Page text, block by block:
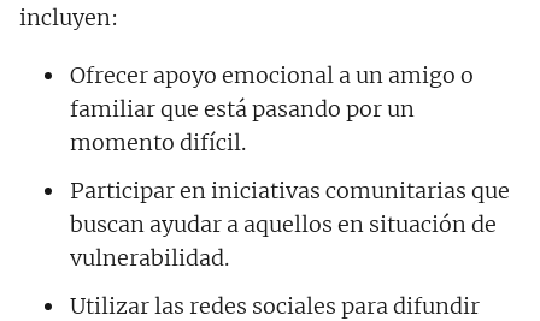
incluyen:
Ofrecer apoyo emocional a un amigo o
familiar que está pasando por un
momento difícil.
Participar en iniciativas comunitarias que
buscan ayudar a aquellos en situación de
vulnerabilidad.
Utilizar las redes sociales para difundir